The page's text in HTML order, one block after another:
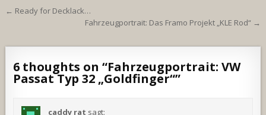
Beitragsnavigation
← Ready for Decklack…
Fahrzeugportrait: Das Framo Projekt „KLE Rod“ →
6 thoughts on “Fahrzeugportrait: VW
Passat Typ 32 „Goldfinger“”
caddy rat sagt: